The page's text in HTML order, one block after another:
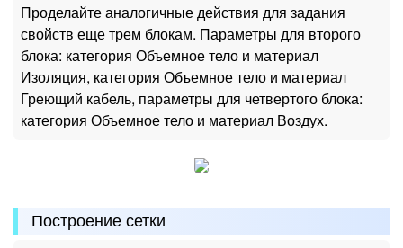
Проделайте аналогичные действия для задания
свойств еще трем блокам. Параметры для второго
блока: категория Объемное тело и материал
Изоляция, категория Объемное тело и материал
Греющий кабель, параметры для четвертого блока:
категория Объемное тело и материал Воздух.
Построение сетки